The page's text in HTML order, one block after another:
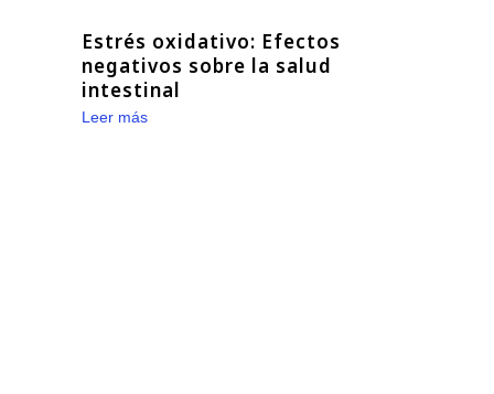
Estrés oxidativo: Efectos
negativos sobre la salud
intestinal
Leer más